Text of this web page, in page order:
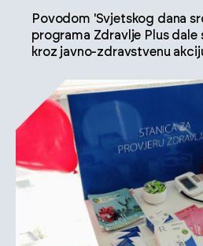
Povodom 'Svjetskog dana
programa Zdravlje Plus dale
kroz javno-zdravstvenu